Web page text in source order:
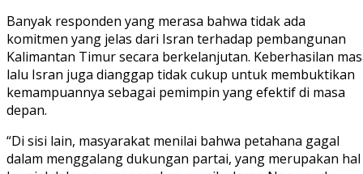
Banyak responden yang merasa bahwa tidak ada
komitmen yang jelas dari Isran terhadap pembangunan
Kalimantan Timur secara berkelanjutan. Keberhasilan
lalu Isran juga dianggap tidak cukup untuk membuktikan
kemampuannya sebagai pemimpin yang efektif di masa
depan.
“Di sisi lain, masyarakat menilai bahwa petahana gagal
dalam menggalang dukungan partai, yang merupakan hal